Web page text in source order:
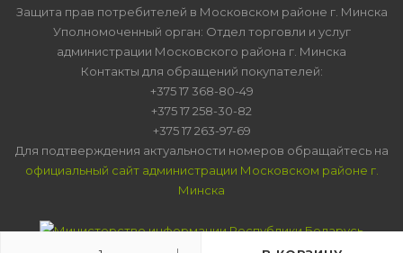
Защита прав потребителей в Московском районе г. Минска
Уполномоченный орган: Отдел торговли и услуг
администрации Московского района г. Минска
Контакты для обращений покупателей:
+375 17 368-80-49
+375 17 258-30-82
+375 17 263-97-69
Для подтверждения актуальности номеров обращайтесь на
официальный сайт администрации Московском районе г.
Минска